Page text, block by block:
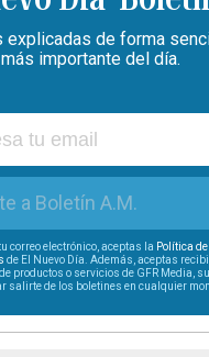
explicadas de forma
importante del día.
a Boletín A.M.
correo electrónico, aceptas la Política
de El Nuevo Día. Además, aceptas
productos o servicios de GFR Media,
salirte de los boletines en cualquier